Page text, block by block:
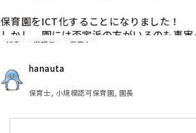
保育園をICT化することになりました！
しかし、園には否定派の方がいるのも事実
うがよかった！
という経験をした方がいらっしゃいました
経緯でそう思うに至ったのか、お話を聞き
育者目線でも、保護者目線でも)
ICT 保護者 保育士
hanauta
保育士, 小規模認可保育園, 園長